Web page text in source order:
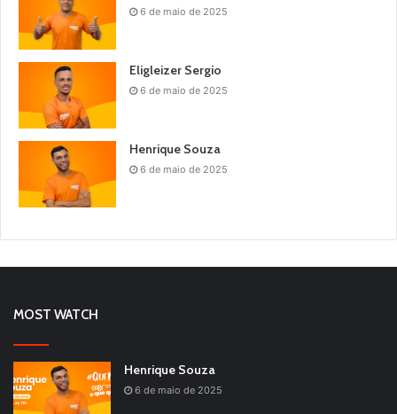
6 de maio de 2025
Eligleizer Sergio
6 de maio de 2025
Henrique Souza
6 de maio de 2025
MOST WATCH
Henrique Souza
6 de maio de 2025